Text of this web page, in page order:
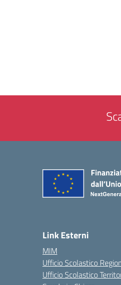
Link Esterni
MIM
Ufficio Scolastico
Ufficio Scolastico